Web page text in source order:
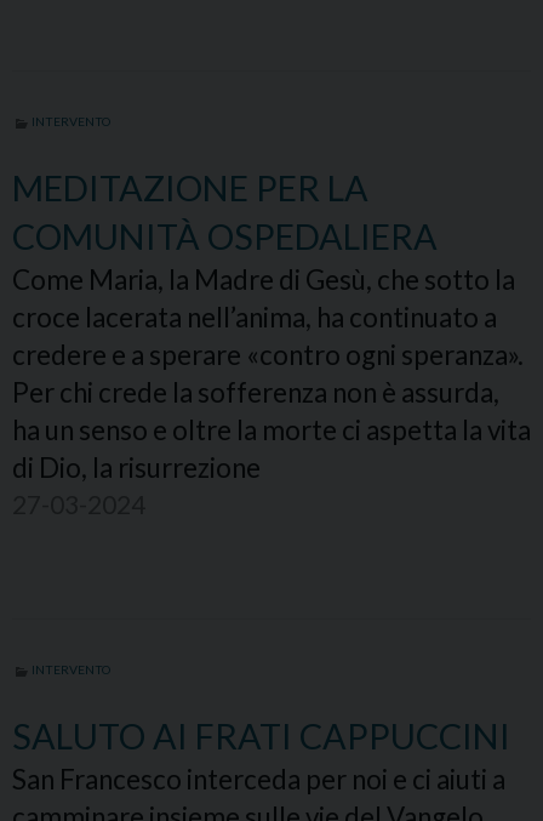
INTERVENTO
MEDITAZIONE PER LA
COMUNITÀ OSPEDALIERA
Come Maria, la Madre di Gesù, che sotto la
croce lacerata nell’anima, ha continuato a
credere e a sperare «contro ogni speranza».
Per chi crede la sofferenza non è assurda,
ha un senso e oltre la morte ci aspetta la vita
di Dio, la risurrezione
INTERVENTO
SALUTO AI FRATI CAPPUCCINI
San Francesco interceda per noi e ci aiuti a